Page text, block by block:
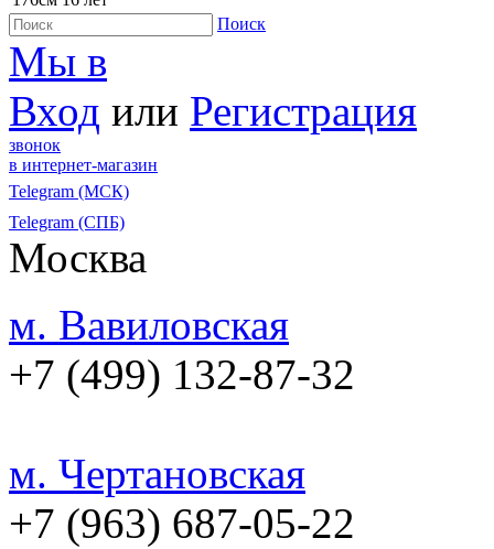
Поиск
Мы в
Вход или Регистрация
звонок
в интернет-магазин
Telegram (МСК)
Telegram (СПБ)
Москва
м. Вавиловская
+7 (499) 132-87-32
м. Чертановская
+7 (963) 687-05-22